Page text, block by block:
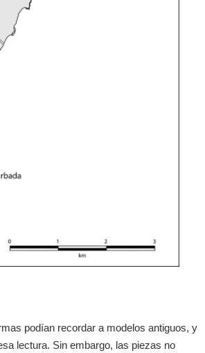
podían recordar a modelos antiguos, y
lectura. Sin embargo, las piezas no